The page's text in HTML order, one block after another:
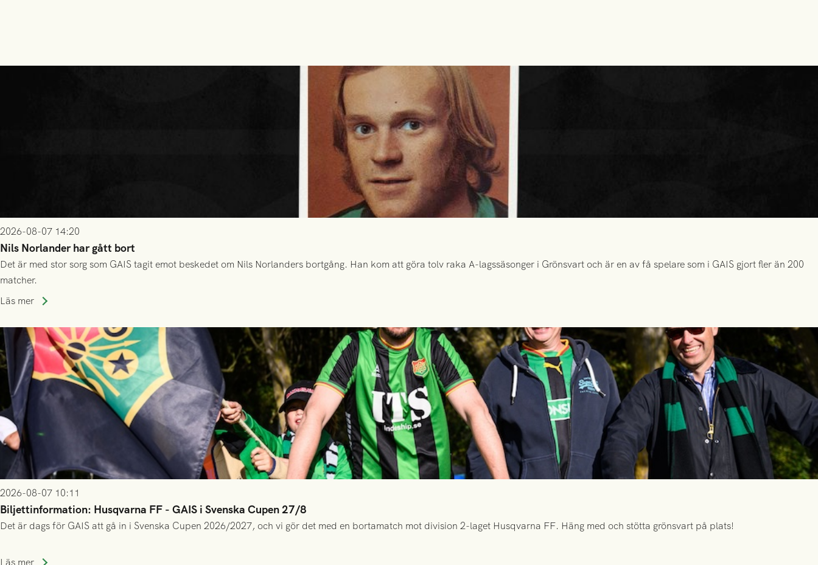
2026-08-07 14:20
Nils Norlander har gått bort
Det är med stor sorg som GAIS tagit emot beskedet om Nils Norlanders bortgång. Han kom att göra tolv raka A-lagssäsonger i Grönsvart och är en av få spelare som i GAIS gjort fler än 200
matcher.
Läs mer
2026-08-07 10:11
Biljettinformation: Husqvarna FF - GAIS i Svenska Cupen 27/8
Det är dags för GAIS att gå in i Svenska Cupen 2026/2027, och vi gör det med en bortamatch mot division 2-laget Husqvarna FF. Häng med och stötta grönsvart på plats!